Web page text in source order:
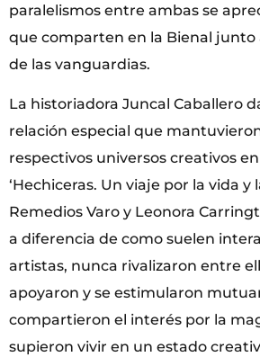
paralelismos entre ambas se
que comparten en la Bienal junto
de las vanguardias.
La historiadora Juncal Caballero
relación especial que
respectivos universos creativos
‘Hechiceras. Un viaje por la vida y
Remedios Varo y Leonora
a diferencia de como suelen
artistas, nunca rivalizaron entre
apoyaron y se estimularon
compartieron el interés por la
supieron vivir en un estado